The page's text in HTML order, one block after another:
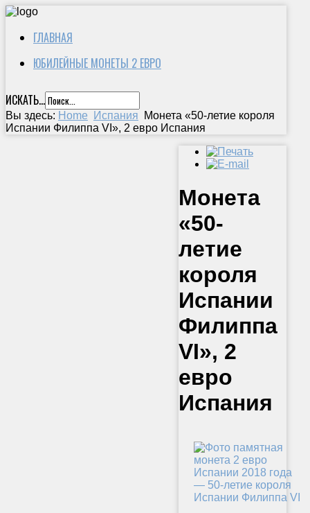
ГЛАВНАЯ
ЮБИЛЕЙНЫЕ МОНЕТЫ 2 ЕВРО
ИСКАТЬ...
Вы здесь: Home Испания
Монета «50-летие короля
Испании Филиппа VI», 2 евро Испания
Монета
«50-
летие
короля
Испании
Филиппа
VI», 2
евро
Испания